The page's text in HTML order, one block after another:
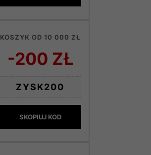
KOSZYK OD 10 000 ZŁ
-200 ZŁ
ZYSK200
SKOPIUJ KOD